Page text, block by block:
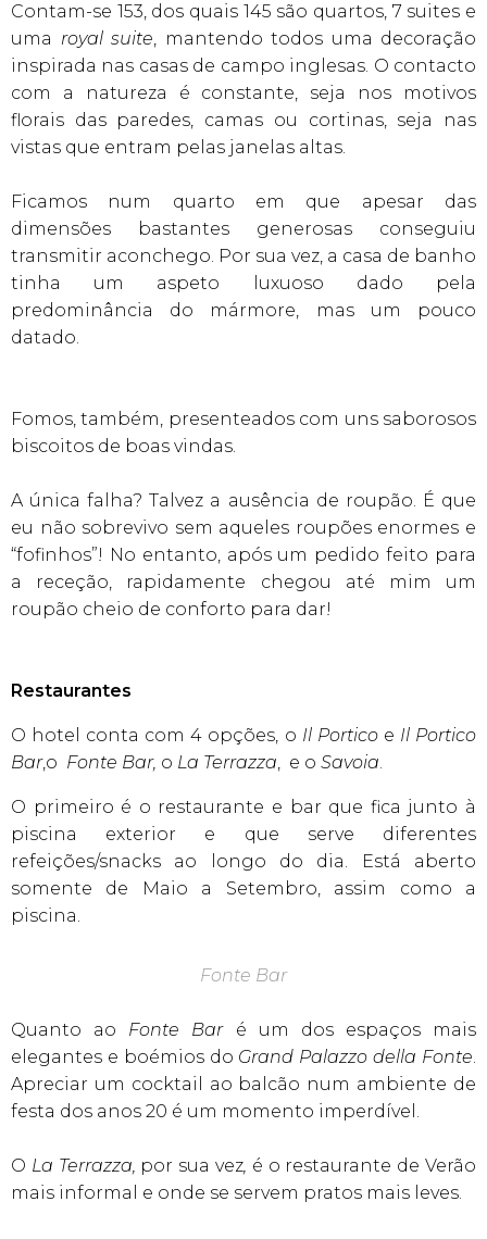
Contam-se 153, dos quais 145 são quartos, 7 suites e
uma royal suite , mantendo todos uma decoração
inspirada nas casas de campo inglesas. O contacto
com a natureza é constante, seja nos motivos
florais das paredes, camas ou cortinas, seja nas
vistas que entram pelas janelas altas.
Ficamos num quarto em que apesar das
dimensões bastantes generosas conseguiu
transmitir aconchego. Por sua vez, a casa de banho
tinha um aspeto luxuoso dado pela
predominância do mármore, mas um pouco
datado.
Fomos, também, presenteados com uns saborosos
biscoitos de boas vindas.
A única falha? Talvez a ausência de roupão. É que
eu não sobrevivo sem aqueles roupões enormes e
“fofinhos”! No entanto, após um pedido feito para
a receção, rapidamente chegou até mim um
roupão cheio de conforto para dar!
Restaurantes
O hotel conta com 4 opções, o Il Porticoe Il Portico
Bar,o Fonte Bar, o La Terrazza , e o Savoia
O primeiro é o restaurante e bar que fica junto à
piscina exterior e que serve diferentes
refeições/snacks ao longo do dia. Está aberto
somente de Maio a Setembro, assim como a
piscina.
Fonte Bar
Quanto ao Fonte Baré um dos espaços mais
elegantes e boémios do Grand Palazzo della Fonte
Apreciar um cocktail ao balcão num ambiente de
festa dos anos 20 é um momento imperdível.
O La Terrazza, por sua vez é o restaurante de Verão
mais informal e onde se servem pratos mais leves.